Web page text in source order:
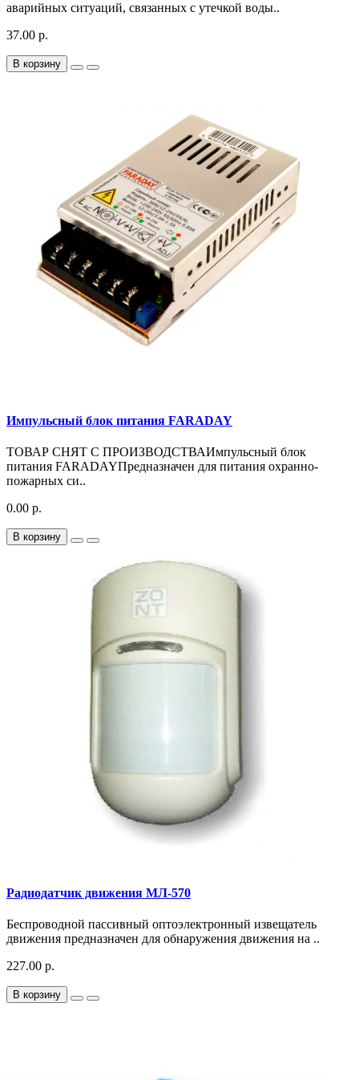
аварийных ситуаций, связанных с утечкой воды..
37.00 р.
В корзину
Импульсный блок питания FARADAY
ТОВАР СНЯТ С ПРОИЗВОДСТВАИмпульсный блок
питания FARADAYПредназначен для питания охранно-
пожарных си..
0.00 р.
В корзину
Радиодатчик движения МЛ-570
Беспроводной пассивный оптоэлектронный извещатель
движения предназначен для обнаружения движения на ..
227.00 р.
В корзину